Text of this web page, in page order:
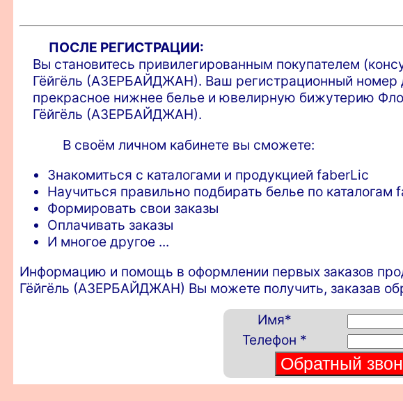
ПОСЛЕ РЕГИСТРАЦИИ:
Вы становитесь привилегированным покупателем
Гёйгёль (АЗЕРБАЙДЖАН). Ваш регистрационный номер
прекрасное нижнее белье и ювелирную бижутерию
Гёйгёль (АЗЕРБАЙДЖАН).
В своём личном кабинете вы сможете:
Знакомиться с каталогами и продукцией faberLic
Научиться правильно подбирать белье по каталогам
Формировать свои заказы
Оплачивать заказы
И многое другое ...
Информацию и помощь в оформлении первых заказов
Гёйгёль (АЗЕРБАЙДЖАН) Вы можете получить, заказав
Имя*
Телефон *